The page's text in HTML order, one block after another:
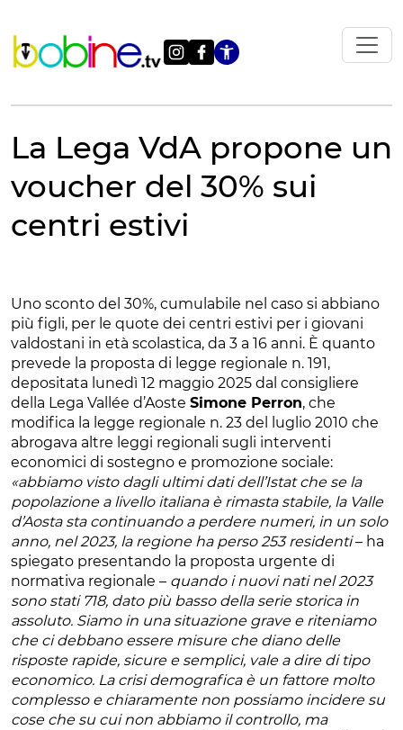
contenuto
Apri le
La Lega VdA propone un
voucher del 30% sui
centri estivi
Uno sconto del 30%, cumulabile nel caso si abbiano
più figli, per le quote dei centri estivi per i giovani
valdostani in età scolastica, da 3 a 16 anni. È quanto
prevede la proposta di legge regionale n. 191,
depositata lunedì 12 maggio 2025 dal consigliere
della Lega Vallée d’Aoste Simone Perron, che
modifica la legge regionale n. 23 del luglio 2010 che
abrogava altre leggi regionali sugli interventi
economici di sostegno e promozione sociale:
«abbiamo visto dagli ultimi dati dell’Istat che se la
popolazione a livello italiana è rimasta stabile, la Valle
d’Aosta sta continuando a perdere numeri, in un solo
anno, nel 2023, la regione ha perso 253 residenti– ha
spiegato presentando la proposta urgente di
normativa regionale – quando i nuovi nati nel 2023
sono stati 718, dato più basso della serie storica in
assoluto. Siamo in una situazione grave e riteniamo
che ci debbano essere misure che diano delle
risposte rapide, sicure e semplici, vale a dire di tipo
economico. La crisi demografica è un fattore molto
complesso e chiaramente non possiamo incidere su
cose che su cui non abbiamo il controllo, ma